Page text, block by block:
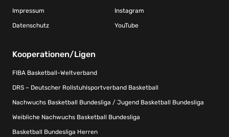
Impressum
Datenschutz
Instagram
YouTube
Kooperationen/Ligen
FIBA Basketball-Weltverband
DRS – Deutscher Rollstuhlsportverband Basketball
Nachwuchs Basketball Bundesliga / Jugend Basketball Bundesliga
Weibliche Nachwuchs Basketball Bundesliga
Basketball Bundesliga Herren